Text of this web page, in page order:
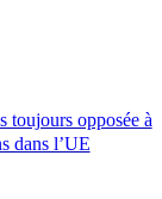
toujours opposée à
dans l’UE